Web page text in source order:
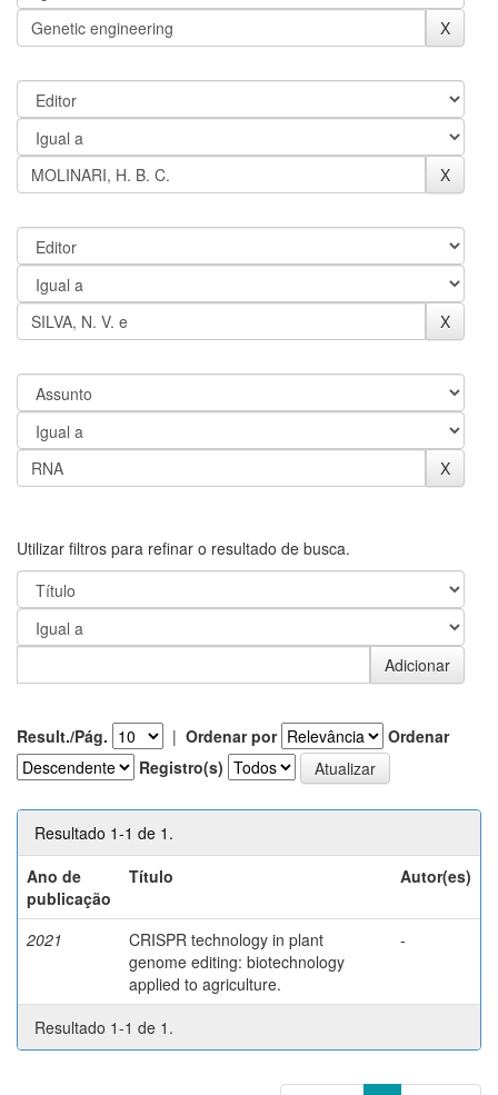
Utilizar filtros para refinar o resultado de busca.
Result./Pág. | Ordenar por
Ordenar
Registro(s)
Resultado 1-1 de 1.
Ano de
publicação
Título Autor(es)
2021
CRISPR technology in plant
genome editing: biotechnology
applied to agriculture.
-
Resultado 1-1 de 1.